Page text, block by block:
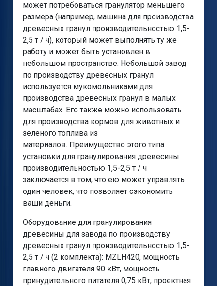
может потребоваться гранулятор меньшего
размера (например, машина для производства
древесных гранул производительностью 1,5-
2,5 т / ч), который может выполнять ту же
работу и может быть установлен в
небольшом пространстве. Небольшой завод
по производству древесных гранул
используется мукомольниками для
производства древесных гранул в малых
масштабах. Его также можно использовать
для производства кормов для животных и
зеленого топлива из
материалов. Преимущество этого типа
установки для гранулирования древесины
производительностью 1,5-2,5 т / ч
заключается в том, что ею может управлять
один человек, что позволяет сэкономить
ваши деньги.
Оборудование для гранулирования
древесины для завода по производству
древесных гранул производительностью 1,5-
2,5 т / ч (2 комплекта): MZLH420, мощность
главного двигателя 90 кВт, мощность
принудительного питателя 0,75 кВт, проектная